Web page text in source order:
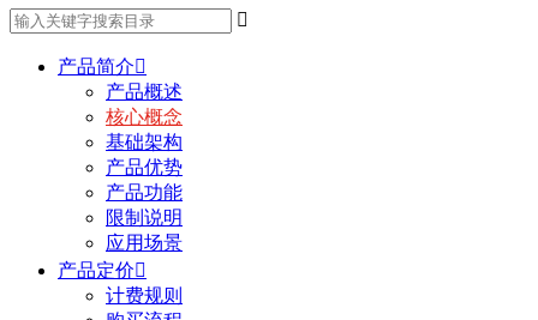

产品简介
产品概述
核心概念
基础架构
产品优势
产品功能
限制说明
应用场景
产品定价
计费规则